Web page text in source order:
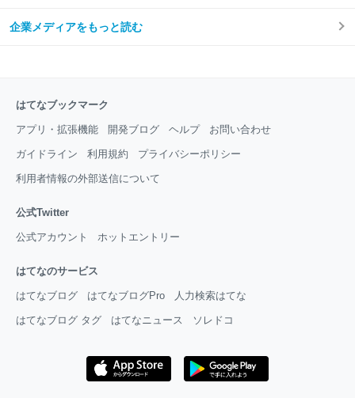
企業メディアをもっと読む
はてなブックマーク
アプリ・拡張機能 開発ブログ ヘルプ お問い合わせ
ガイドライン 利用規約 プライバシーポリシー
利用者情報の外部送信について
公式Twitter
公式アカウント ホットエントリー
はてなのサービス
はてなブログ はてなブログPro 人力検索はてな
はてなブログ タグ はてなニュース ソレドコ